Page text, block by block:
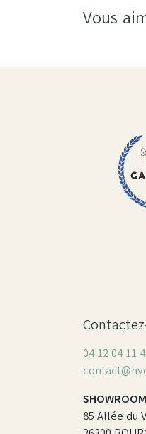
Vous
04 12 04 11
SHOWROOM
85 Allée du